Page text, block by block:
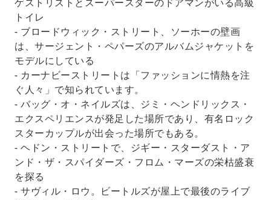
ゲストリストとスーパースターのドアマンがいる高級
トイレ
- ブロードウィック・ストリート、ソーホーの壁画
は、サージェント・ペパーズのアルバムジャケットを
モデルにしている
- カーナビーストリートは「ファッションに情熱を注
ぐ人々」で知られています。
- バッグ・オ・ネイルズは、ジミ・ヘンドリックス・
エクスペリエンスが発足した場所であり、有名ロック
スターカップルが出会った場所でもある。
- ヘドン・ストリートで、ジギー・スターダスト・ア
ンド・ザ・スパイダーズ・フロム・マーズの栄枯盛衰
を探る
- サヴィル・ロウ。ビートルズが屋上で最後のライブ